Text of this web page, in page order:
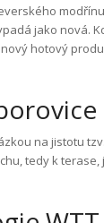
jako nová.
hotový
na jistotu tzv.
tedy k